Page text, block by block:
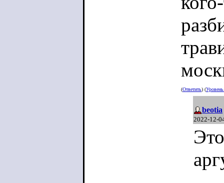
(Ответить) (
beotia
2022-12-